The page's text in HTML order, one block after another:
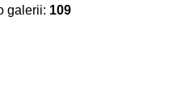
galerii: 109